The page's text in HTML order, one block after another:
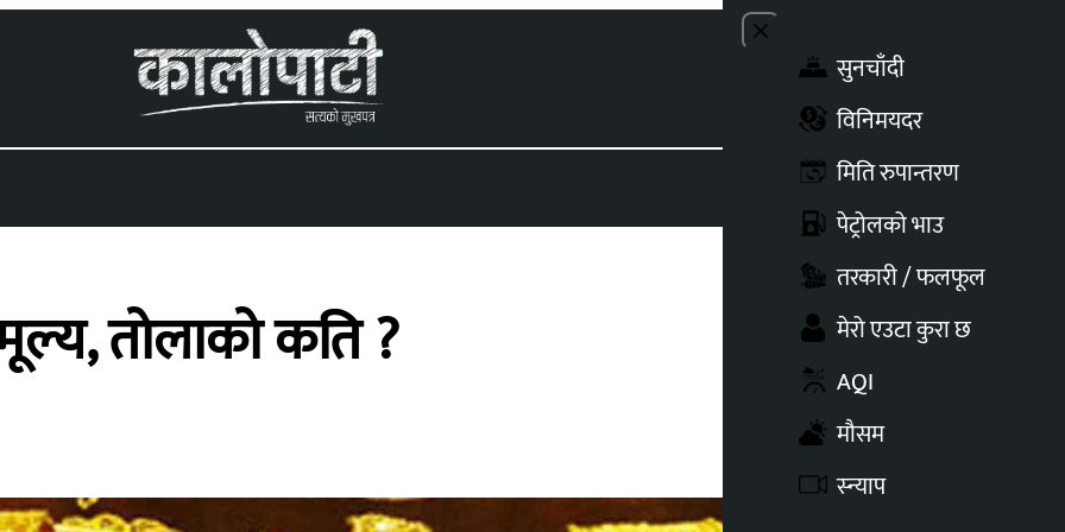
Close menu
सुनचाँदी
विनिमयदर
मिति रुपान्तरण
पेट्रोलको भाउ
तरकारी / फलफूल
मेरो एउटा कुरा छ
AQI
मौसम
स्न्याप
मूल्य, तोलाको कति ?